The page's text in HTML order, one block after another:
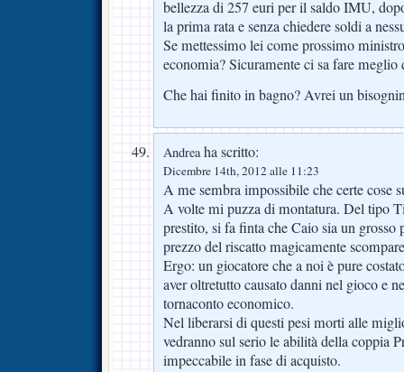
bellezza di 257 euri per il saldo IMU,
la prima rata e senza chiedere soldi a
Se mettessimo lei come prossimo
economia? Sicuramente ci sa fare
Che hai finito in bagno? Avrei un
Andreaha scritto:
Dicembre 14th, 2012 alle 11:23
A me sembra impossibile che certe cose
A volte mi puzza di montatura. Del tipo
prestito, si fa finta che Caio sia un
prezzo del riscatto magicamente
Ergo: un giocatore che a noi è pure
aver oltretutto causato danni nel gioco e
tornaconto economico.
Nel liberarsi di questi pesi morti alle
vedranno sul serio le abilità della coppia
impeccabile in fase di acquisto.